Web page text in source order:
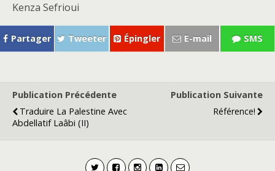
Kenza Sefrioui
Partager Tweeter Épingler E-mail SMS
Publication Précédente
Traduire La Palestine Avec
Abdellatif Laâbi (II)
Publication Suivante
Référence!